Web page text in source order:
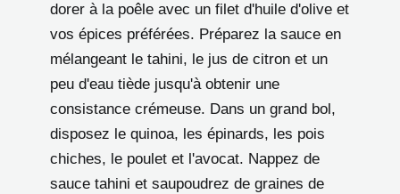
dorer à la poêle avec un filet d'huile d'olive et
vos épices préférées. Préparez la sauce en
mélangeant le tahini, le jus de citron et un
peu d'eau tiède jusqu'à obtenir une
consistance crémeuse. Dans un grand bol,
disposez le quinoa, les épinards, les pois
chiches, le poulet et l'avocat. Nappez de
sauce tahini et saupoudrez de graines de